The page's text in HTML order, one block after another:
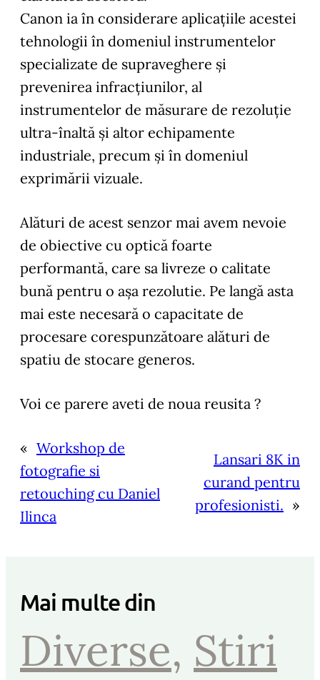
Canon ia în considerare aplicațiile acestei
tehnologii în domeniul instrumentelor
specializate de supraveghere și
prevenirea infracțiunilor, al
instrumentelor de măsurare de rezoluție
ultra-înaltă și altor echipamente
industriale, precum și în domeniul
exprimării vizuale.
Alături de acest senzor mai avem nevoie
de obiective cu optică foarte
performantă, care sa livreze o calitate
bună pentru o așa rezolutie. Pe langă asta
mai este necesară o capacitate de
procesare corespunzătoare alături de
spatiu de stocare generos.
Voi ce parere aveti de noua reusita ?
« Workshop de
fotografie si
retouching cu Daniel
Ilinca
Lansari 8K in
curand pentru
profesionisti. »
Mai multe din
Diverse, Stiri